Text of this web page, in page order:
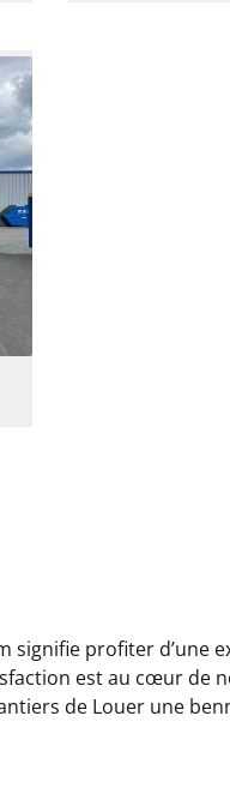
signifie profiter d’une
est au cœur de
de Louer une